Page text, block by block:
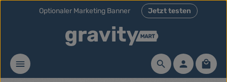
Zum Hauptinhalt springen
Optionaler Marketing Banner Jetzt testen